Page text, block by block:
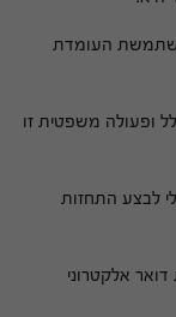
משתמשת העומדת
ופעולה משפטית זו
לבצע התחזות
דואר אלקטרוני